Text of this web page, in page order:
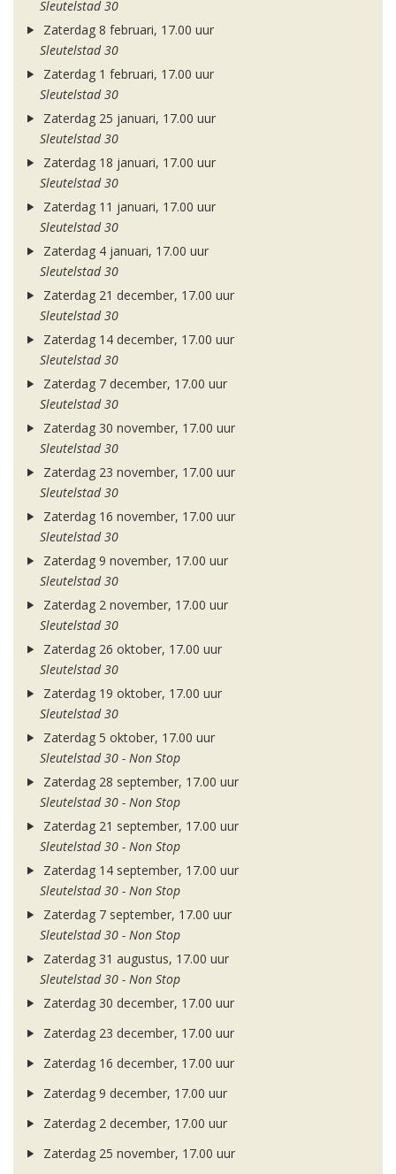
Sleutelstad 30
Zaterdag 8 februari, 17.00 uur
Sleutelstad 30
Zaterdag 1 februari, 17.00 uur
Sleutelstad 30
Zaterdag 25 januari, 17.00 uur
Sleutelstad 30
Zaterdag 18 januari, 17.00 uur
Sleutelstad 30
Zaterdag 11 januari, 17.00 uur
Sleutelstad 30
Zaterdag 4 januari, 17.00 uur
Sleutelstad 30
Zaterdag 21 december, 17.00 uur
Sleutelstad 30
Zaterdag 14 december, 17.00 uur
Sleutelstad 30
Zaterdag 7 december, 17.00 uur
Sleutelstad 30
Zaterdag 30 november, 17.00 uur
Sleutelstad 30
Zaterdag 23 november, 17.00 uur
Sleutelstad 30
Zaterdag 16 november, 17.00 uur
Sleutelstad 30
Zaterdag 9 november, 17.00 uur
Sleutelstad 30
Zaterdag 2 november, 17.00 uur
Sleutelstad 30
Zaterdag 26 oktober, 17.00 uur
Sleutelstad 30
Zaterdag 19 oktober, 17.00 uur
Sleutelstad 30
Zaterdag 5 oktober, 17.00 uur
Sleutelstad 30 - Non Stop
Zaterdag 28 september, 17.00 uur
Sleutelstad 30 - Non Stop
Zaterdag 21 september, 17.00 uur
Sleutelstad 30 - Non Stop
Zaterdag 14 september, 17.00 uur
Sleutelstad 30 - Non Stop
Zaterdag 7 september, 17.00 uur
Sleutelstad 30 - Non Stop
Zaterdag 31 augustus, 17.00 uur
Sleutelstad 30 - Non Stop
Zaterdag 30 december, 17.00 uur
Zaterdag 23 december, 17.00 uur
Zaterdag 16 december, 17.00 uur
Zaterdag 9 december, 17.00 uur
Zaterdag 2 december, 17.00 uur
Zaterdag 25 november, 17.00 uur